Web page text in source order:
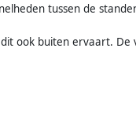
tussen de
ook buiten ervaart. De